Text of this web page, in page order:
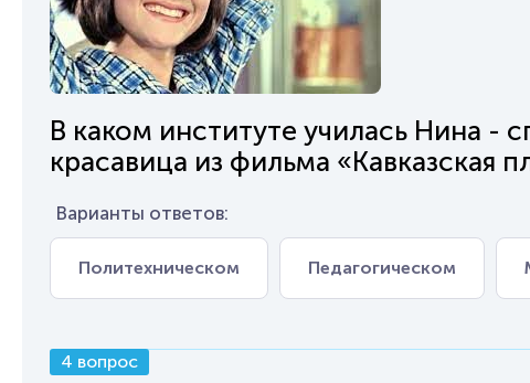
В каком институте училась Нина -
красавица из фильма «Кавказская
Варианты ответов:
Политехническом Педагогическом
4 вопрос